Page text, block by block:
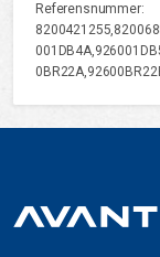
Referensnummer: